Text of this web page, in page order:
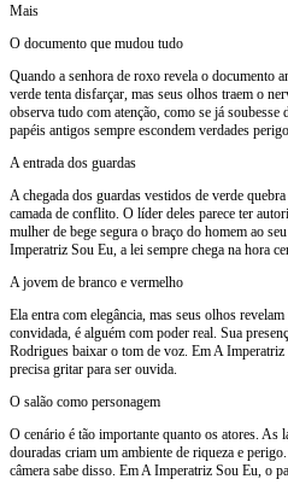
Mais
O documento que mudou tudo
Quando a senhora de roxo revela o documento
verde tenta disfarçar, mas seus olhos traem o
observa tudo com atenção, como se já
papéis antigos sempre escondem verdades
A entrada dos guardas
A chegada dos guardas vestidos de verde
camada de conflito. O líder deles parece ter
mulher de bege segura o braço do homem ao
Imperatriz Sou Eu, a lei sempre chega na hora
A jovem de branco e vermelho
Ela entra com elegância, mas seus olhos
convidada, é alguém com poder real. Sua
Rodrigues baixar o tom de voz. Em A
precisa gritar para ser ouvida.
O salão como personagem
O cenário é tão importante quanto os atores. As
douradas criam um ambiente de riqueza e
câmera sabe disso. Em A Imperatriz Sou Eu, o